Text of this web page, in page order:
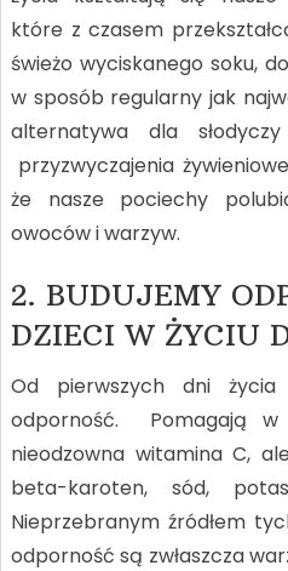
które z czasem
świeżo wyciskanego soku,
w sposób regularny jak
alternatywa dla
przyzwyczajenia
że nasze pociechy
owoców i warzyw.
2. BUDUJEMY
DZIECI W ŻYCIU
Od pierwszych dni życia
odporność. Pomagają
nieodzowna witamina C,
beta-karoten, sód,
Nieprzebranym źródłem
odporność są zwłaszcza